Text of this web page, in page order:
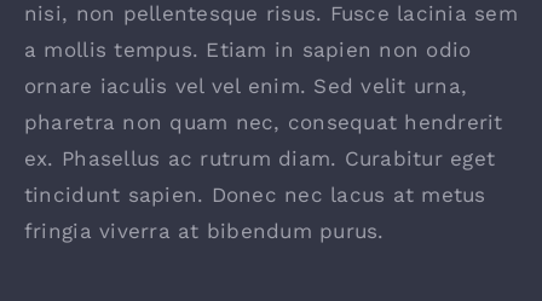
nisi, non pellentesque risus. Fusce lacinia sem
a mollis tempus. Etiam in sapien non odio
ornare iaculis vel vel enim. Sed velit urna,
pharetra non quam nec, consequat hendrerit
ex. Phasellus ac rutrum diam. Curabitur eget
tincidunt sapien. Donec nec lacus at metus
fringia viverra at bibendum purus.